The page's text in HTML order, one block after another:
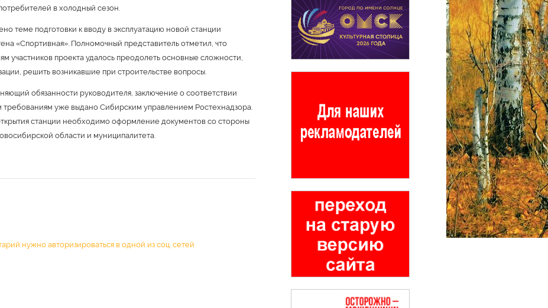
в холодный сезон.
теме подготовки к вводу в эксплуатацию новой станции
«Спортивная». Полномочный представитель отметил, что
участников проекта удалось преодолеть основные сложности,
решить возникавшие при строительстве вопросы.
обязанности руководителя, заключение о соответствии
требованиям уже выдано Сибирским управлением Ростехнадзора.
станции необходимо оформление документов со стороны
области и муниципалитета.
нужно авторизироваться в одной из соц. сетей